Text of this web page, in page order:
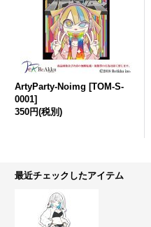
ArtyParty-Noimg [TOM-S-
0001]
350円(税別)
最近チェックしたアイテム